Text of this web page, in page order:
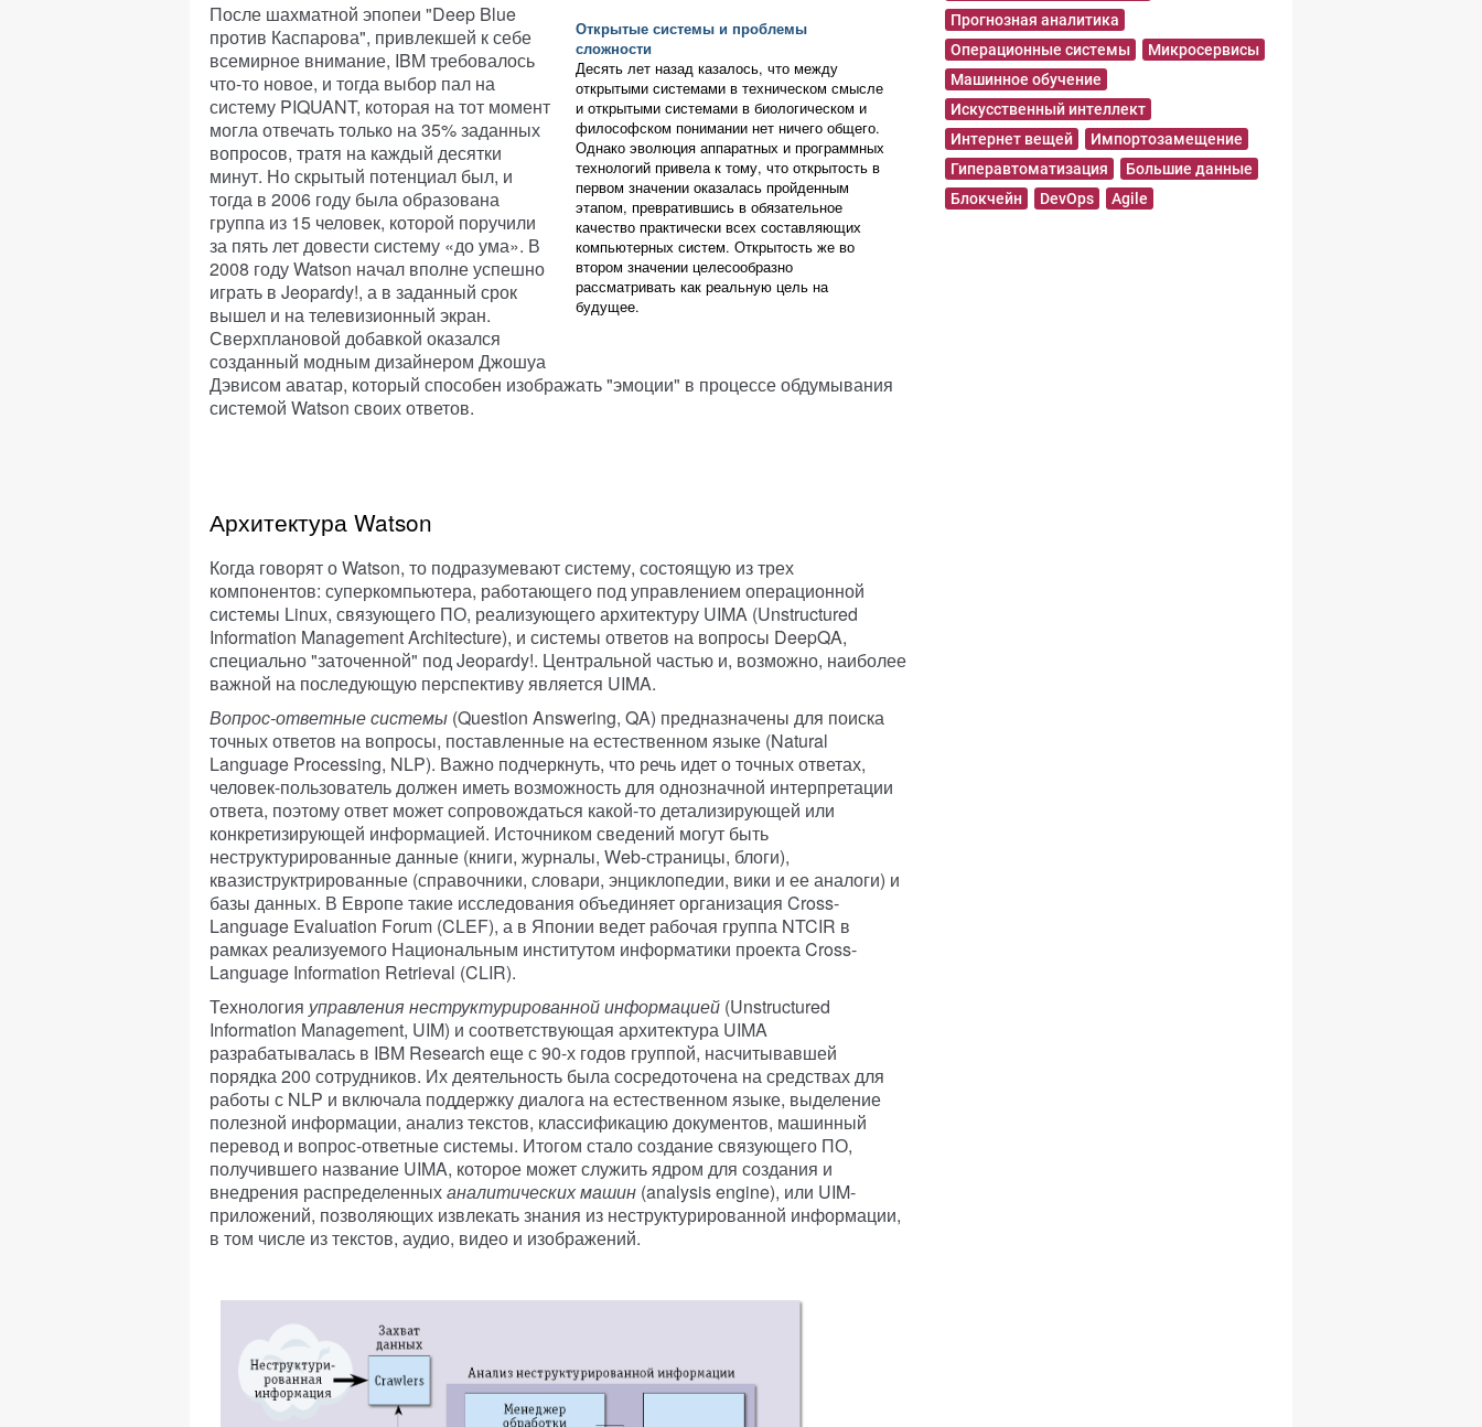
Открытые системы и проблемы
сложности
Десять лет назад казалось, что между
открытыми системами в техническом смысле
и открытыми системами в биологическом и
философском понимании нет ничего общего.
Однако эволюция аппаратных и программных
технологий привела к тому, что открытость в
первом значении оказалась пройденным
этапом, превратившись в обязательное
качество практически всех составляющих
компьютерных систем. Открытость же во
втором значении целесообразно
рассматривать как реальную цель на
будущее.
После шахматной эпопеи "Deep Blue
против Каспарова", привлекшей к себе
всемирное внимание, IBM требовалось
что-то новое, и тогда выбор пал на
систему PIQUANT, которая на тот момент
могла отвечать только на 35% заданных
вопросов, тратя на каждый десятки
минут. Но скрытый потенциал был, и
тогда в 2006 году была образована
группа из 15 человек, которой поручили
за пять лет довести систему «до ума». В
2008 году Watson начал вполне успешно
играть в Jeopardy!, а в заданный срок
вышел и на телевизионный экран.
Сверхплановой добавкой оказался
созданный модным дизайнером Джошуа
Дэвисом аватар, который способен изображать "эмоции" в процессе обдумывания
системой Watson своих ответов.
Архитектура Watson
Когда говорят о Watson, то подразумевают систему, состоящую из трех
компонентов: суперкомпьютера, работающего под управлением операционной
системы Linux, связующего ПО, реализующего архитектуру UIMA (Unstructured
Information Management Architecture), и системы ответов на вопросы DeepQA,
специально "заточенной" под Jeopardy!. Центральной частью и, возможно, наиболее
важной на последующую перспективу является UIMA.
Вопрос-ответные системы (Question Answering, QA) предназначены для поиска
точных ответов на вопросы, поставленные на естественном языке (Natural
Language Processing, NLP). Важно подчеркнуть, что речь идет о точных ответах,
человек-пользователь должен иметь возможность для однозначной интерпретации
ответа, поэтому ответ может сопровождаться какой-то детализирующей или
конкретизирующей информацией. Источником сведений могут быть
неструктурированные данные (книги, журналы, Web-страницы, блоги),
квазиструктрированные (справочники, словари, энциклопедии, вики и ее аналоги) и
базы данных. В Европе такие исследования объединяет организация Cross-
Language Evaluation Forum (CLEF), а в Японии ведет рабочая группа NTCIR в
рамках реализуемого Национальным институтом информатики проекта Cross-
Language Information Retrieval (CLIR).
Технология управления неструктурированной информацией (Unstructured
Information Management, UIM) и соответствующая архитектура UIMA
разрабатывалась в IBM Research еще с 90-х годов группой, насчитывавшей
порядка 200 сотрудников. Их деятельность была сосредоточена на средствах для
работы с NLP и включала поддержку диалога на естественном языке, выделение
полезной информации, анализ текстов, классификацию документов, машинный
перевод и вопрос-ответные системы. Итогом стало создание связующего ПО,
получившего название UIMA, которое может служить ядром для создания и
внедрения распределенныханалитических машин (analysis engine), или UIM-
приложений, позволяющих извлекать знания из неструктурированной информации,
в том числе из текстов, аудио, видео и изображений.
Прогнозная аналитика
Операционные системы
Микросервисы
Машинное обучение
Искусственный интеллект
Интернет вещей
Импортозамещение
Гиперавтоматизация
Большие данные
Блокчейн
DevOps Agile